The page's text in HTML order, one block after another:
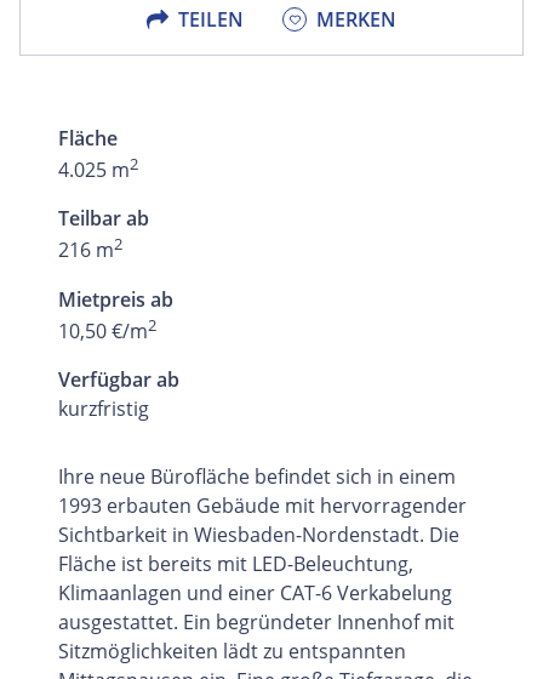
TEILEN MERKEN
Fläche
4.025 m2
Teilbar ab
216 m2
Mietpreis ab
10,50 €/m2
Verfügbar ab
kurzfristig
Ihre neue Bürofläche befindet sich in einem
1993 erbauten Gebäude mit hervorragender
Sichtbarkeit in Wiesbaden-Nordenstadt. Die
Fläche ist bereits mit LED-Beleuchtung,
Klimaanlagen und einer CAT-6 Verkabelung
ausgestattet. Ein begründeter Innenhof mit
Sitzmöglichkeiten lädt zu entspannten